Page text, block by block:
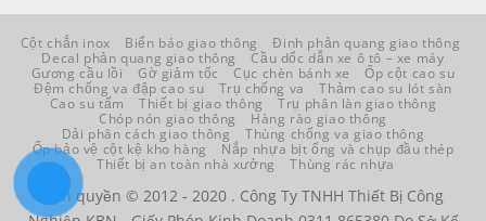
Cột chắn inox Biển báo giao thông
Đinh phản quang giao thông
Decal phản quang giao thông
Cầu dốc dẫn xe ô tô – xe máy
Gương cầu lồi
Gờ giảm tốc Cục chèn bánh xe
Ốp cột cao su
Đệm chống va đập cao su
Trụ chống va
Thảm cao su lót sàn
Cao su tấm
Thiết bị giao thông
Trụ phân làn giao thông
Chóp nón giao thông
Hàng rào giao thông
Dải phân cách giao thông
Thùng chống va giao thông
Ốp bảo vệ cột kệ kho hàng
Nắp nhựa bịt ống và chụp đầu thép
Thiết bị an toàn nhà xưởng
Thùng rác nhựa
Bản quyền © 2012 - 2020 . Công Ty TNHH Thiết Bị Công